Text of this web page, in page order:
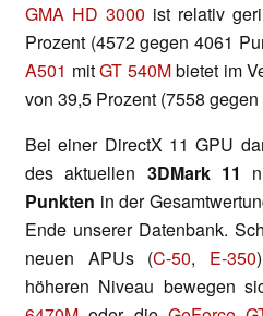
GMA HD 3000 ist relativ
Prozent (4572 gegen 4061
A501 mitGT 540Mbietet im
von 39,5 Prozent (7558
Bei einer DirectX 11 GPU
des aktuellen 3DMark 11
Punkten in der
Ende unserer Datenbank.
neuen APUs (C-50, E-350
höheren Niveau bewegen